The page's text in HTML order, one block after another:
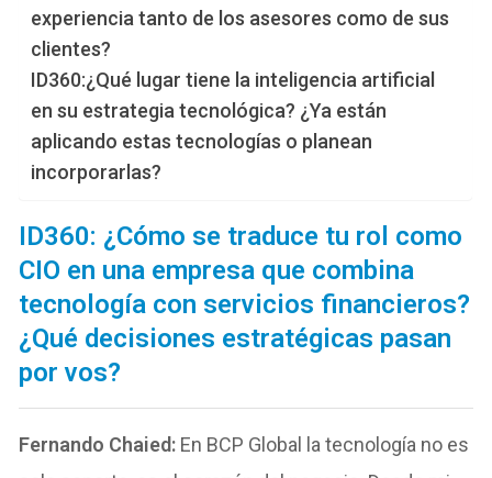
experiencia tanto de los asesores como de sus
clientes?
ID360:¿Qué lugar tiene la inteligencia artificial
en su estrategia tecnológica? ¿Ya están
aplicando estas tecnologías o planean
incorporarlas?
ID360: ¿Cómo se traduce tu rol como
CIO en una empresa que combina
tecnología con servicios financieros?
¿Qué decisiones estratégicas pasan
por vos?
Fernando Chaied: En BCP Global la tecnología no es